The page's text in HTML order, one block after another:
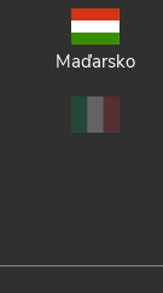
Maďarsko